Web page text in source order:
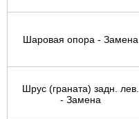
Шаровая опора - Замена
Шрус (граната) задн. лев.
- Замена